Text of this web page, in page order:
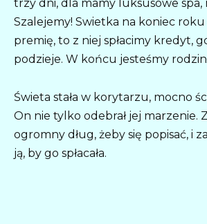
trzy dni, dla mamy luksusowe spa,
Szalejemy! Swietka na koniec
premię, to z niej spłacimy kredyt,
podzieje. W końcu jesteśmy
Świeta stała w korytarzu, mocno
On nie tylko odebrał jej marzenie.
ogromny dług, żeby się popisać, i
ją, by go spłacała.